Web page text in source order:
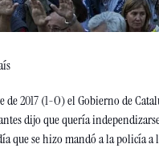
de 2017 (1-O) el Gobierno de
dijo que quería
que se hizo mandó a la policía